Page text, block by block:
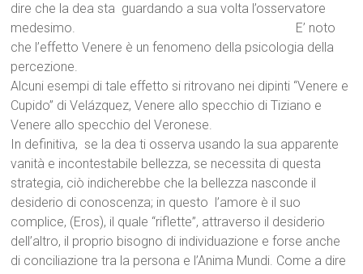
dire che la dea sta guardando a sua volta l’osservatore
medesimo. E’ noto
che l’effetto Venere è un fenomeno della psicologia della
percezione.
Alcuni esempi di tale effetto si ritrovano nei dipinti “Venere e
Cupido” di Velázquez, Venere allo specchio di Tiziano e
Venere allo specchio del Veronese.
In definitiva, se la dea ti osserva usando la sua apparente
vanità e incontestabile bellezza, se necessita di questa
strategia, ciò indicherebbe che la bellezza nasconde il
desiderio di conoscenza; in questo l’amore è il suo
complice, (Eros), il quale “riflette”, attraverso il desiderio
dell’altro, il proprio bisogno di individuazione e forse anche
di conciliazione tra la persona e l’Anima Mundi. Come a dire